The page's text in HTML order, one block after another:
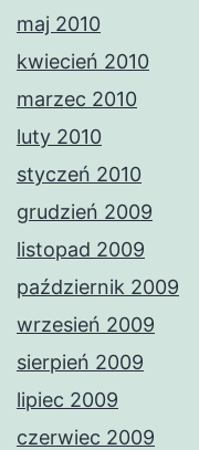
maj 2010
kwiecień 2010
marzec 2010
luty 2010
styczeń 2010
grudzień 2009
listopad 2009
październik 2009
wrzesień 2009
sierpień 2009
lipiec 2009
czerwiec 2009